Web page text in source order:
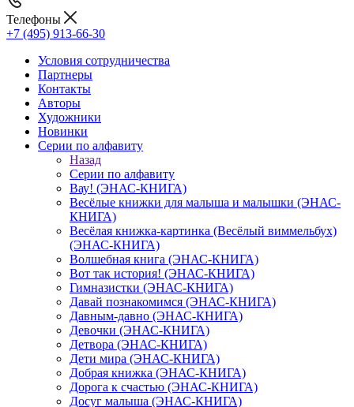
Телефоны
+7 (495) 913-66-30
Условия сотрудничества
Партнеры
Контакты
Авторы
Художники
Новинки
Серии по алфавиту
Назад
Серии по алфавиту
Вау! (ЭНАС-КНИГА)
Весёлые книжки для малыша и малышки (ЭНАС-
КНИГА)
Весёлая книжка-картинка (Весёлый виммельбух)
(ЭНАС-КНИГА)
Волшебная книга (ЭНАС-КНИГА)
Вот так история! (ЭНАС-КНИГА)
Гимназистки (ЭНАС-КНИГА)
Давай познакомимся (ЭНАС-КНИГА)
Давным-давно (ЭНАС-КНИГА)
Девочки (ЭНАС-КНИГА)
Детвора (ЭНАС-КНИГА)
Дети мира (ЭНАС-КНИГА)
Добрая книжка (ЭНАС-КНИГА)
Дорога к счастью (ЭНАС-КНИГА)
Досуг малыша (ЭНАС-КНИГА)